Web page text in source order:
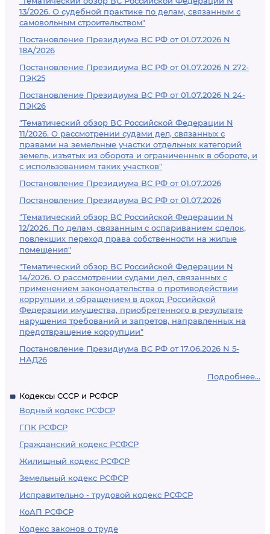
13/2026. О судебной практике по делам, связанным с
самовольным строительством"
Постановление Президиума ВС РФ от 01.07.2026 N
18А/2026
Постановление Президиума ВС РФ от 01.07.2026 N 272-
ПЭК25
Постановление Президиума ВС РФ от 01.07.2026 N 24-
ПЭК26
"Тематический обзор ВС Российской Федерации N
11/2026. О рассмотрении судами дел, связанных с
правами на земельные участки отдельных категорий
земель, изъятых из оборота и ограниченных в обороте, и
с использованием таких участков"
Постановление Президиума ВС РФ от 01.07.2026
Постановление Президиума ВС РФ от 01.07.2026
"Тематический обзор ВС Российской Федерации N
12/2026. По делам, связанным с оспариванием сделок,
повлекших переход права собственности на жилые
помещения"
"Тематический обзор ВС Российской Федерации N
14/2026. О рассмотрении судами дел, связанных с
применением законодательства о противодействии
коррупции и обращением в доход Российской
Федерации имущества, приобретенного в результате
нарушения требований и запретов, направленных на
предотвращение коррупции"
Постановление Президиума ВС РФ от 17.06.2026 N 5-
НАД26
Подробнее...
Кодексы СССР и РСФСР
Водный кодекс РСФСР
ГПК РСФСР
Гражданский кодекс РСФСР
Жилищный кодекс РСФСР
Земельный кодекс РСФСР
Исправительно - трудовой кодекс РСФСР
КоАП РСФСР
Кодекс законов о труде